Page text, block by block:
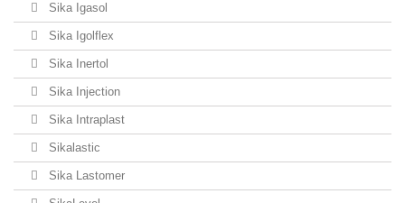
Sika Igasol
Sika Igolflex
Sika Inertol
Sika Injection
Sika Intraplast
Sikalastic
Sika Lastomer